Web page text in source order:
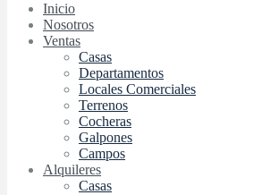
Inicio
Nosotros
Ventas
Casas
Departamentos
Locales Comerciales
Terrenos
Cocheras
Galpones
Campos
Alquileres
Casas